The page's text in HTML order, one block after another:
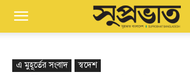
এ মুহূর্তের সংবাদ স্বদেশ